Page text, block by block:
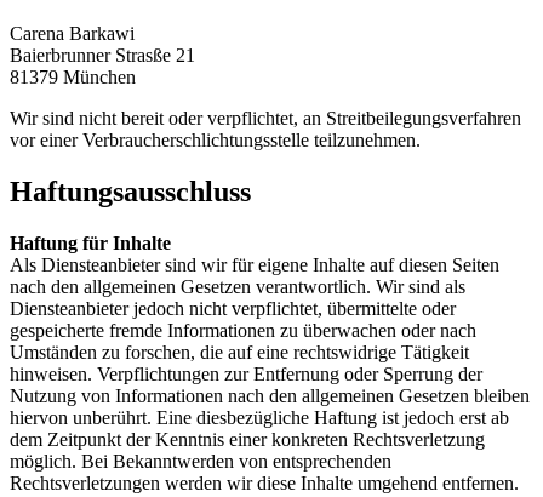
Carena Barkawi
Baierbrunner Strasße 21
81379 München
Wir sind nicht bereit oder verpflichtet, an Streitbeilegungsverfahren
vor einer Verbraucherschlichtungsstelle teilzunehmen.
Haftungsausschluss
Haftung für Inhalte
Als Diensteanbieter sind wir für eigene Inhalte auf diesen Seiten
nach den allgemeinen Gesetzen verantwortlich. Wir sind als
Diensteanbieter jedoch nicht verpflichtet, übermittelte oder
gespeicherte fremde Informationen zu überwachen oder nach
Umständen zu forschen, die auf eine rechtswidrige Tätigkeit
hinweisen. Verpflichtungen zur Entfernung oder Sperrung der
Nutzung von Informationen nach den allgemeinen Gesetzen bleiben
hiervon unberührt. Eine diesbezügliche Haftung ist jedoch erst ab
dem Zeitpunkt der Kenntnis einer konkreten Rechtsverletzung
möglich. Bei Bekanntwerden von entsprechenden
Rechtsverletzungen werden wir diese Inhalte umgehend entfernen.